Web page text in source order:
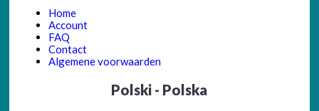
Home
Account
FAQ
Contact
Algemene voorwaarden
Polski - Polska